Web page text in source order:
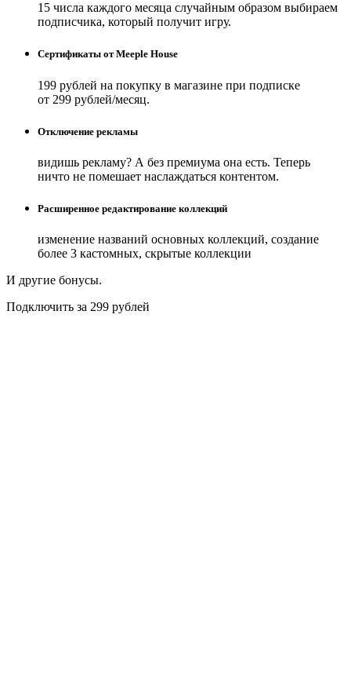
15 числа каждого месяца случайным образом выбираем
подписчика, который получит игру.
Сертификаты от Meeple House
199 рублей на покупку в магазине при подписке
от 299 рублей/месяц.
Отключение рекламы
видишь рекламу? А без премиума она есть. Теперь
ничто не помешает наслаждаться контентом.
Расширенное редактирование коллекций
изменение названий основных коллекций, создание
более 3 кастомных, скрытые коллекции
И другие бонусы.
Подключить за 299 рублей